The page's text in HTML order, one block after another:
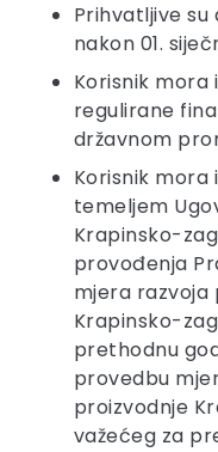
Prihvatljive
nakon 01.
Korisnik
regulirane
državnom
Korisnik mora
temeljem
Krapinsko-
provođenja
mjera razvoja
Krapinsko-
prethodnu
provedbu
proizvodnje
važećeg za